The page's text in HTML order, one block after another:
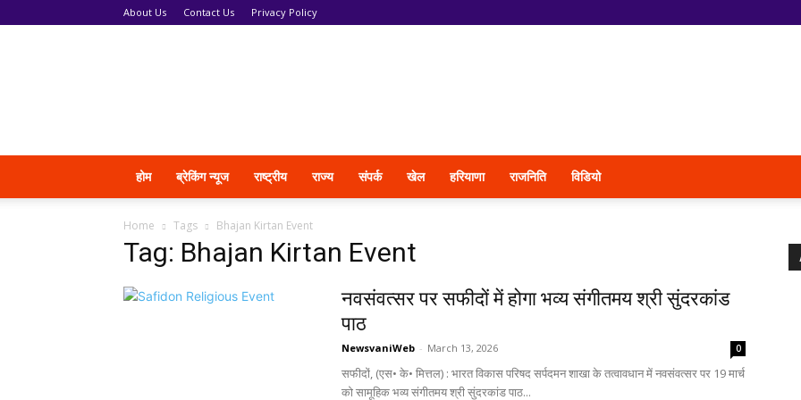
About Us Contact Us Privacy Policy
होम ब्रेकिंग न्यूज राष्ट्रीय राज्य संपर्क खेल हरियाणा राजनिति विडियो
Home Tags Bhajan Kirtan Event
Tag: Bhajan Kirtan Event
नवसंवत्सर पर सफीदों में होगा भव्य संगीतमय श्री सुंदरकांड
पाठ
NewsvaniWeb - March 13, 2026 0
सफीदों, (एस• के• मित्तल) : भारत विकास परिषद सर्पदमन शाखा के तत्वावधान में नवसंवत्सर पर 19 मार्च
को सामूहिक भव्य संगीतमय श्री सुंदरकांड पाठ...